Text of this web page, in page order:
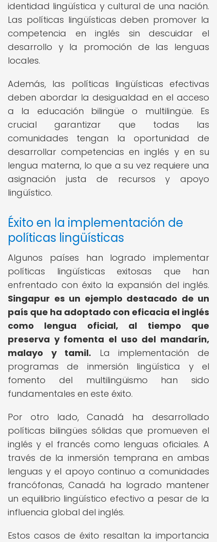
identidad lingüística y cultural de una nación.
Las políticas lingüísticas deben promover la
competencia en inglés sin descuidar el
desarrollo y la promoción de las lenguas
locales.
Además, las políticas lingüísticas efectivas
deben abordar la desigualdad en el acceso
a la educación bilingüe o multilingüe. Es
crucial garantizar que todas las
comunidades tengan la oportunidad de
desarrollar competencias en inglés y en su
lengua materna, lo que a su vez requiere una
asignación justa de recursos y apoyo
lingüístico.
Éxito en la implementación de
políticas lingüísticas
Algunos países han logrado implementar
políticas lingüísticas exitosas que han
enfrentado con éxito la expansión del inglés.
Singapur es un ejemplo destacado de un
país que ha adoptado con eficacia el inglés
como lengua oficial, al tiempo que
preserva y fomenta el uso del mandarín,
malayo y tamil. La implementación de
programas de inmersión lingüística y el
fomento del multilingüismo han sido
fundamentales en este éxito.
Por otro lado, Canadá ha desarrollado
políticas bilingües sólidas que promueven el
inglés y el francés como lenguas oficiales. A
través de la inmersión temprana en ambas
lenguas y el apoyo continuo a comunidades
francófonas, Canadá ha logrado mantener
un equilibrio lingüístico efectivo a pesar de la
influencia global del inglés.
Estos casos de éxito resaltan la importancia